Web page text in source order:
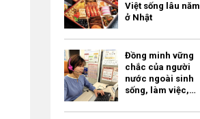
Việt sống lâu năm
ở Nhật
Đồng minh vững
chắc của người
nước ngoài sinh
sống, làm việc,
“Tokyo